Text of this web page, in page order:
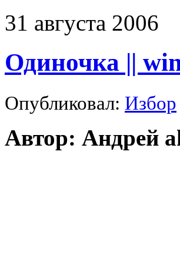
31 августа 2006
Одиночка ||
Опубликовал: Избор
Автор: Андрей